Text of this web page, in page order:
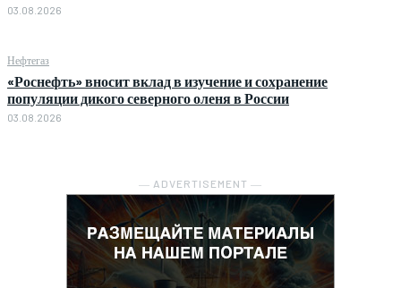
03.08.2026
Нефтегаз
«Роснефть» вносит вклад в изучение и сохранение
популяции дикого северного оленя в России
03.08.2026
― ADVERTISEMENT ―